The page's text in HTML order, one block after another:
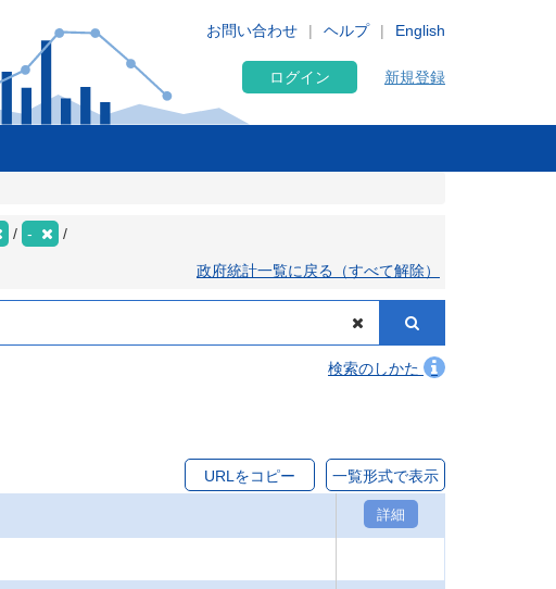
English
お問い合わせ ヘルプ
ログイン 新規登録
-
政府統計一覧に戻る（すべて解除）
検索のしかた
URLをコピー 一覧形式で表示
詳細